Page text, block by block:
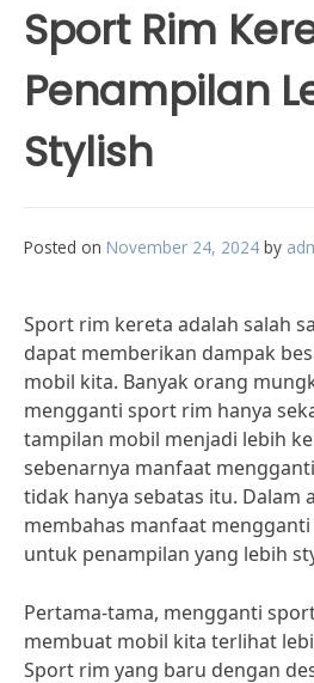
Sport Rim
Penampilan
Stylish
Posted on November 24, 2024 by
Sport rim kereta adalah salah
dapat memberikan dampak
mobil kita. Banyak orang
mengganti sport rim hanya
tampilan mobil menjadi lebih
sebenarnya manfaat
tidak hanya sebatas itu. Dalam
membahas manfaat
untuk penampilan yang lebih
Pertama-tama, mengganti
membuat mobil kita terlihat
Sport rim yang baru dengan